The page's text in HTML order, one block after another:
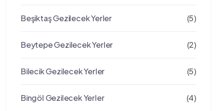
Beşiktaş Gezilecek Yerler (5)
Beytepe Gezilecek Yerler (2)
Bilecik Gezilecek Yerler (5)
Bingöl Gezilecek Yerler (4)